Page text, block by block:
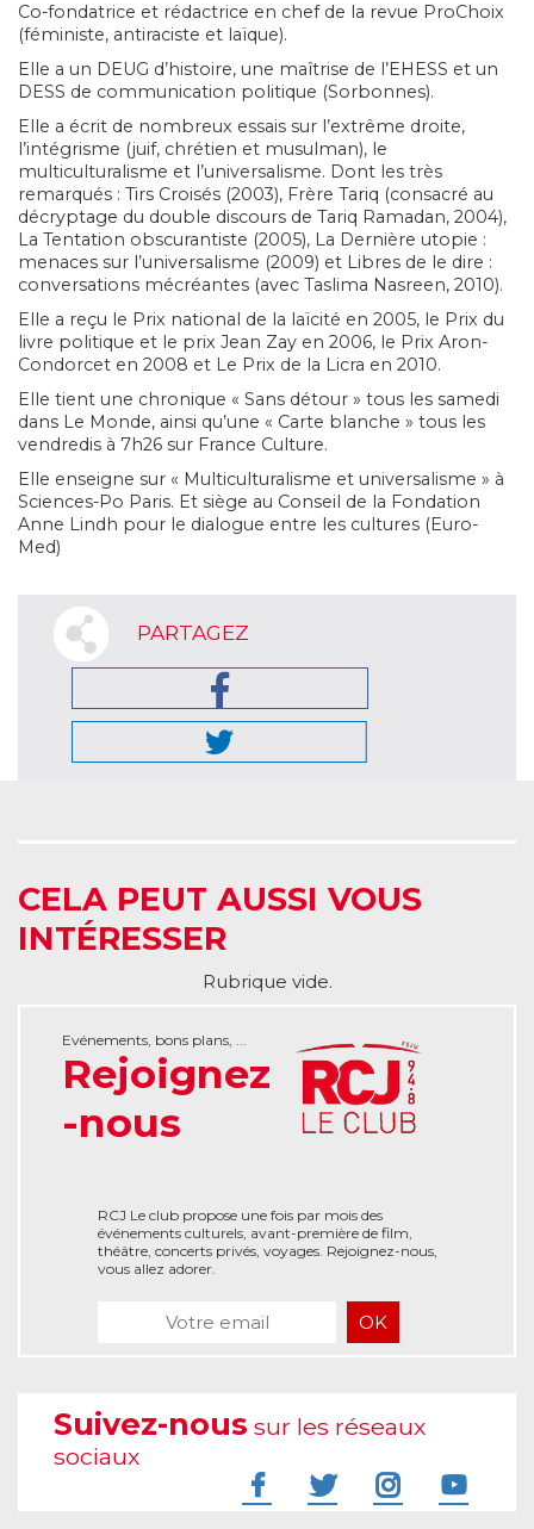
Co-fondatrice et rédactrice en chef de la revue ProChoix
(féministe, antiraciste et laïque).
Elle a un DEUG d’histoire, une maîtrise de l’EHESS et un
DESS de communication politique (Sorbonnes).
Elle a écrit de nombreux essais sur l’extrême droite,
l’intégrisme (juif, chrétien et musulman), le
multiculturalisme et l’universalisme. Dont les très
remarqués : Tirs Croisés (2003), Frère Tariq (consacré au
décryptage du double discours de Tariq Ramadan, 2004),
La Tentation obscurantiste (2005), La Dernière utopie :
menaces sur l’universalisme (2009) et Libres de le dire :
conversations mécréantes (avec Taslima Nasreen, 2010).
Elle a reçu le Prix national de la laïcité en 2005, le Prix du
livre politique et le prix Jean Zay en 2006, le Prix Aron-
Condorcet en 2008 et Le Prix de la Licra en 2010.
Elle tient une chronique « Sans détour » tous les samedi
dans Le Monde, ainsi qu’une « Carte blanche » tous les
vendredis à 7h26 sur France Culture.
Elle enseigne sur « Multiculturalisme et universalisme » à
Sciences-Po Paris. Et siège au Conseil de la Fondation
Anne Lindh pour le dialogue entre les cultures (Euro-
Med)
PARTAGEZ
CELA PEUT AUSSI VOUS
INTÉRESSER
Rubrique vide.
Evénements, bons plans, ...
Rejoignez
-nous
RCJ Le club propose une fois par mois des
événements culturels, avant-première de film,
théâtre, concerts privés, voyages. Rejoignez-nous,
vous allez adorer.
Suivez-nous sur les réseaux
sociaux